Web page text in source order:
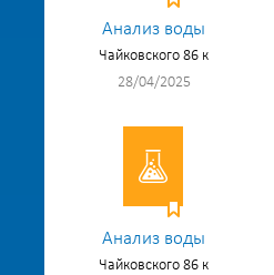
Анализ воды
Чайковского 86 к
28/04/2025
Анализ воды
Чайковского 86 к